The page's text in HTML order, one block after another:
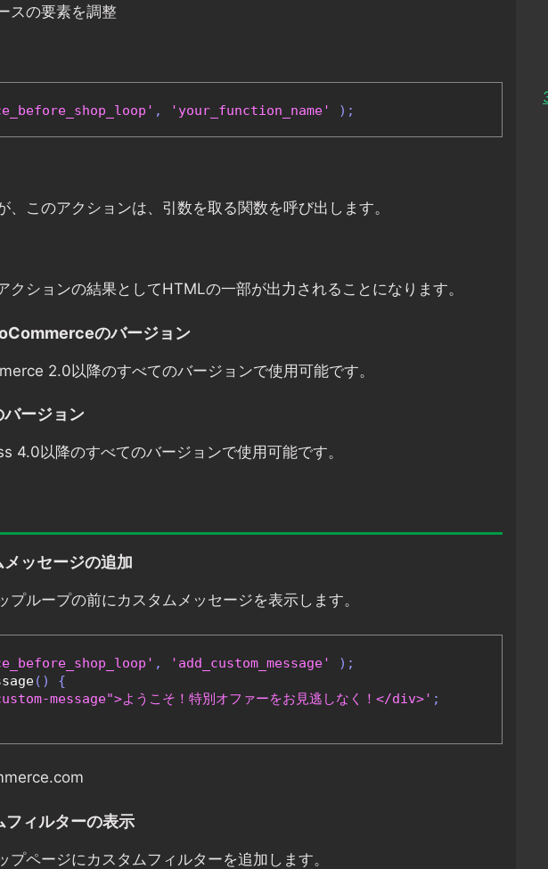
スの要素を調整
, 'your_function_name' );
このアクションは、引数を取る関数を呼び出します。
クションの結果としてHTMLの一部が出力されることになります。
のバージョン
2.0以降のすべてのバージョンで使用可能です。
ージョン
4.0以降のすべてのバージョンで使用可能です。
ッセージの追加
プループの前にカスタムメッセージを表示します。
, 'add_custom_message'
);
()
{
message">ようこそ！特別オファーをお見逃しなく！</div>' ;
フィルターの表示
プページにカスタムフィルターを追加します。